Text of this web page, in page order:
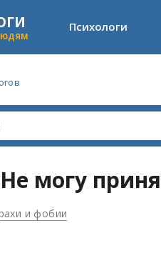
Психологи
могу
и фобии